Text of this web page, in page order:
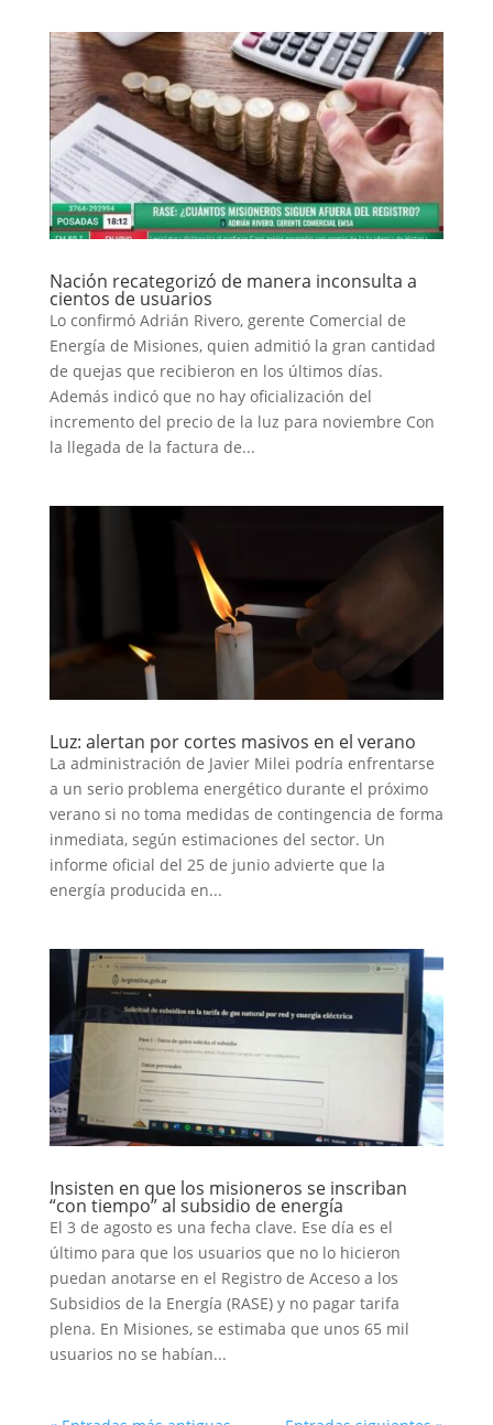
Nación recategorizó de manera inconsulta a
cientos de usuarios
Lo confirmó Adrián Rivero, gerente Comercial de
Energía de Misiones, quien admitió la gran cantidad
de quejas que recibieron en los últimos días.
Además indicó que no hay oficialización del
incremento del precio de la luz para noviembre Con
la llegada de la factura de...
Luz: alertan por cortes masivos en el verano
La administración de Javier Milei podría enfrentarse
a un serio problema energético durante el próximo
verano si no toma medidas de contingencia de forma
inmediata, según estimaciones del sector. Un
informe oficial del 25 de junio advierte que la
energía producida en...
Insisten en que los misioneros se inscriban
“con tiempo” al subsidio de energía
El 3 de agosto es una fecha clave. Ese día es el
último para que los usuarios que no lo hicieron
puedan anotarse en el Registro de Acceso a los
Subsidios de la Energía (RASE) y no pagar tarifa
plena. En Misiones, se estimaba que unos 65 mil
usuarios no se habían...